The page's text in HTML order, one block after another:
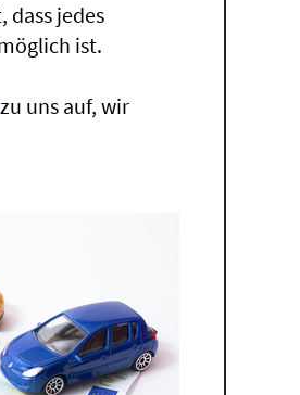
dass jedes
ist.
zu uns auf, wir